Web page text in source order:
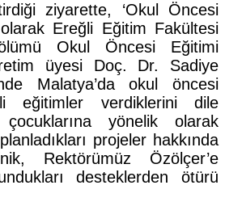
ziyarette, ‘Okul Öncesi
Ereğli Eğitim Fakültesi
Okul Öncesi Eğitimi
üyesi Doç. Dr. Sadiye
Malatya’da okul öncesi
eğitimler verdiklerini dile
yönelik olarak
projeler hakkında
Rektörümüz Özölçer’e
desteklerden ötürü